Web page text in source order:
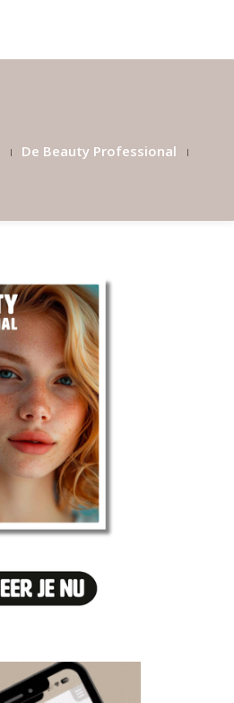
De Beauty Professional